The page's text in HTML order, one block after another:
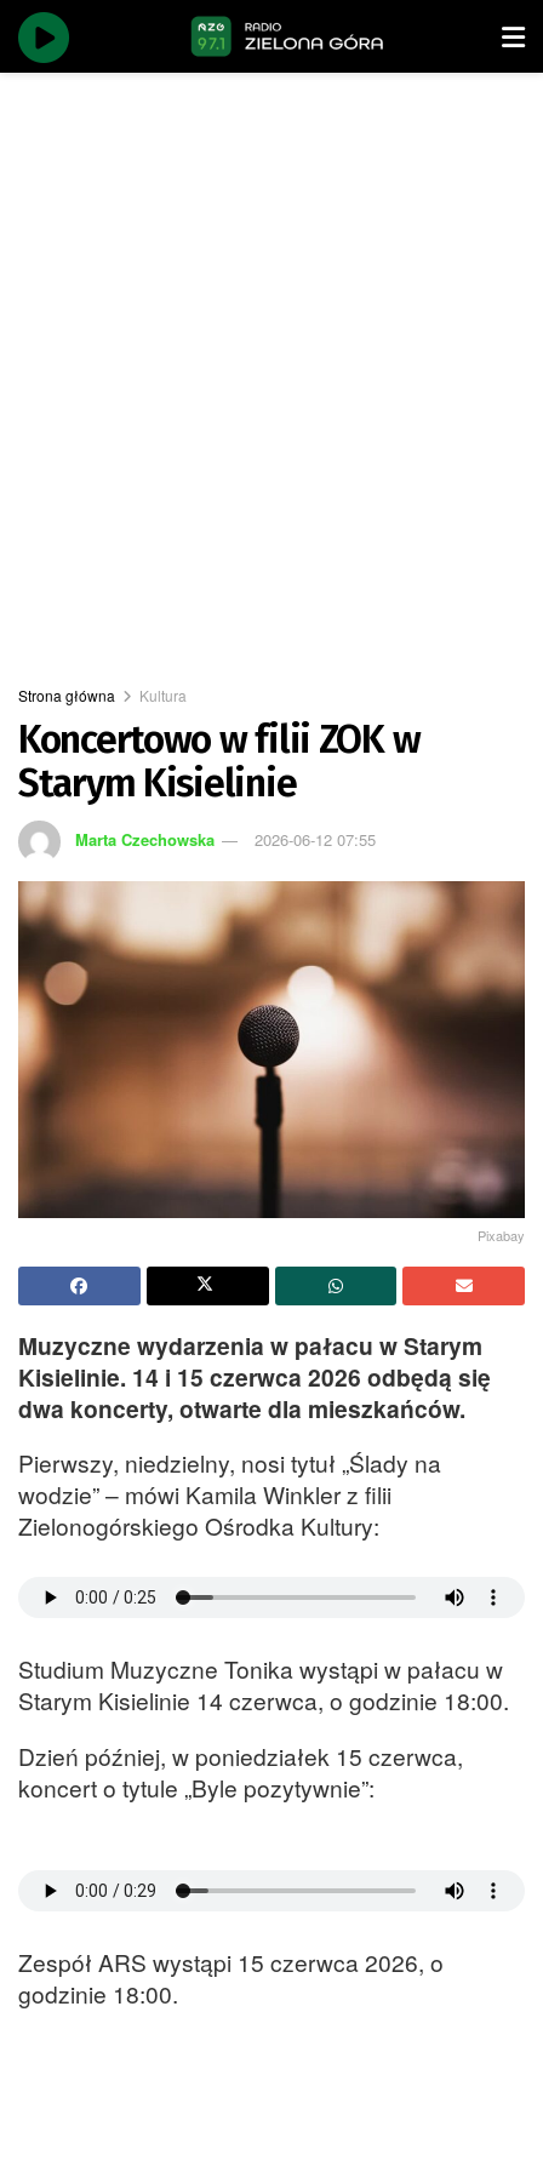
Strona główna Kultura
Koncertowo w filii ZOK w
Starym Kisielinie
Marta Czechowska 2026-06-12 07:55
Pixabay
Muzyczne wydarzenia w pałacu w Starym
Kisielinie. 14 i 15 czerwca 2026 odbędą się
dwa koncerty, otwarte dla mieszkańców.
Pierwszy, niedzielny, nosi tytuł „Ślady na
wodzie” – mówi Kamila Winkler z filii
Zielonogórskiego Ośrodka Kultury:
Studium Muzyczne Tonika wystąpi w pałacu w
Starym Kisielinie 14 czerwca, o godzinie 18:00.
Dzień później, w poniedziałek 15 czerwca,
koncert o tytule „Byle pozytywnie”:
Zespół ARS wystąpi 15 czerwca 2026, o
godzinie 18:00.